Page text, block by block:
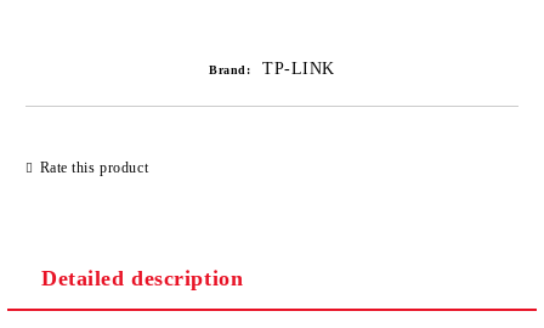
Brand: TP-LINK
Rate this product
Detailed description